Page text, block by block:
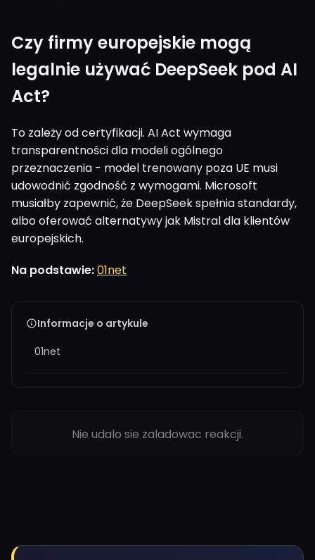
Czy firmy europejskie mogą
legalnie używać DeepSeek pod AI
Act?
To zależy od certyfikacji. AI Act wymaga
transparentności dla modeli ogólnego
przeznaczenia - model trenowany poza UE musi
udowodnić zgodność z wymogami. Microsoft
musiałby zapewnić, że DeepSeek spełnia standardy,
albo oferować alternatywy jak Mistral dla klientów
europejskich.
Na podstawie:01net
Informacje o artykule
01net
Nie udalo sie zaladowac reakcji.